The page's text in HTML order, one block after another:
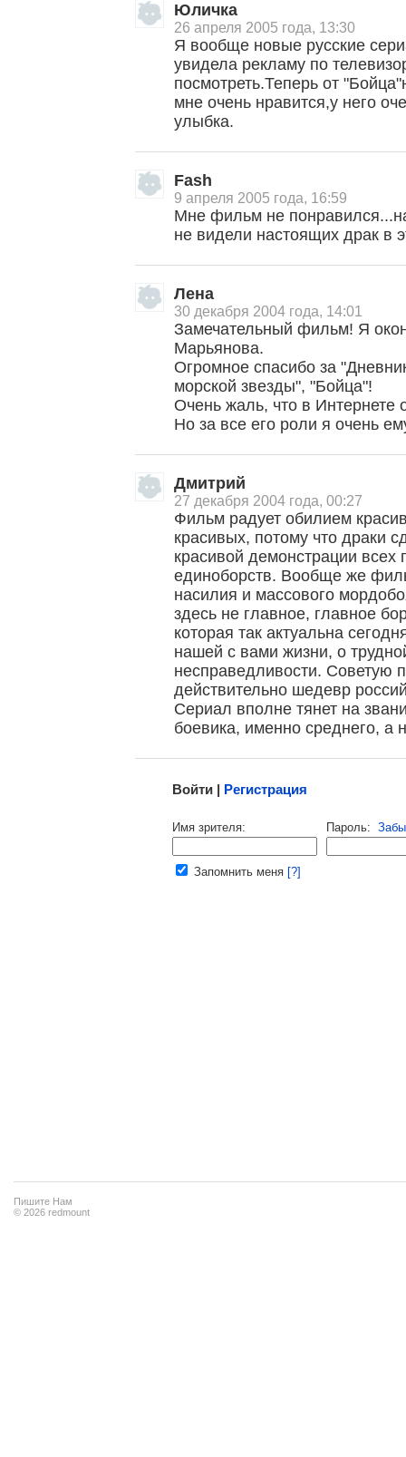
Юличка
26 апреля 2005 года, 13:30
Я вообще новые русские
увидела рекламу по
посмотреть.Теперь от
мне очень нравится,у него
улыбка.
Fash
9 апреля 2005 года, 16:59
Мне фильм не
не видели настоящих драк в
Лена
30 декабря 2004 года, 14:01
Замечательный фильм! Я
Марьянова.
Огромное спасибо за
морской звезды", "Бойца"!
Очень жаль, что в Интернете
Но за все его роли я очень
Дмитрий
27 декабря 2004 года, 00:27
Фильм радует обилием
красивых, потому что драки
красивой демонстрации всех
единоборств. Вообще же
насилия и массового
здесь не главное, главное
которая так актуальна
нашей с вами жизни, о
несправедливости. Советую
действительно шедевр
Сериал вполне тянет на
боевика, именно среднего, а
, поделитесь своим мнением
Малосодержательные и грубые отзывы нещадно
Войти | Регистрация
Имя зрителя: Пароль:
Запомнить меня [?]
Пишите Нам
© 2026 redmount